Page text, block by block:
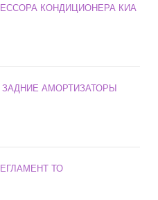
КОНДИЦИОНЕРА КИА
ЗАДНИЕ АМОРТИЗАТОРЫ
ТО